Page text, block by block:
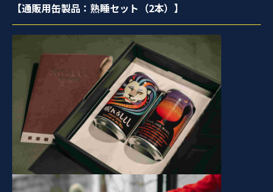
【通販用缶製品：熟睡セット（2本）】